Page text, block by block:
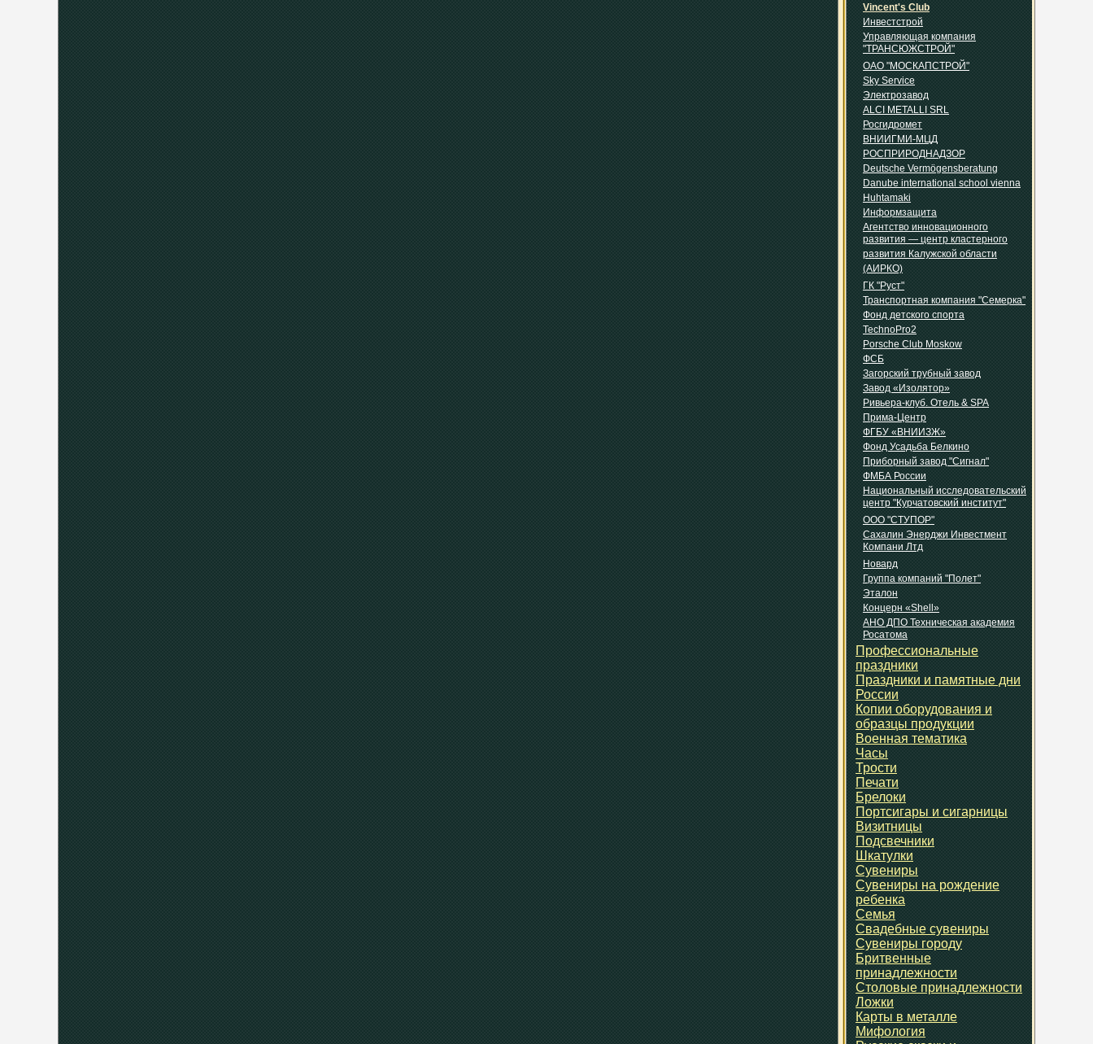
Vincent's Club
Инвестстрой
Управляющая компания
"ТРАНСЮЖСТРОЙ"
ОАО "МОСКАПСТРОЙ"
Sky Service
Электрозавод
ALCI METALLI SRL
Росгидромет
ВНИИГМИ-МЦД
РОСПРИРОДНАДЗОР
Deutsche Vermögensberatung
Danube international school vienna
Huhtamaki
Информзащита
Агентство инновационного
развития — центр кластерного
развития Калужской области
(АИРКО)
ГК "Руст"
Транспортная компания "Семерка"
Фонд детского спорта
TechnoPro2
Porsche Club Moskow
ФСБ
Загорский трубный завод
Завод «Изолятор»
Ривьера-клуб. Отель & SPA
Прима-Центр
ФГБУ «ВНИИЗЖ»
Фонд Усадьба Белкино
Приборный завод "Сигнал"
ФМБА России
Национальный исследовательский
центр "Курчатовский институт"
ООО "СТУПОР"
Сахалин Энерджи Инвестмент
Компани Лтд
Новард
Группа компаний "Полет"
Эталон
Концерн «Shell»
АНО ДПО Техническая академия
Росатома
Профессиональные
праздники
Праздники и памятные дни
России
Копии оборудования и
образцы продукции
Военная тематика
Часы
Трости
Печати
Брелоки
Портсигары и сигарницы
Визитницы
Подсвечники
Шкатулки
Сувениры
Сувениры на рождение
ребенка
Семья
Свадебные сувениры
Сувениры городу
Бритвенные
принадлежности
Столовые принадлежности
Ложки
Карты в металле
Мифология